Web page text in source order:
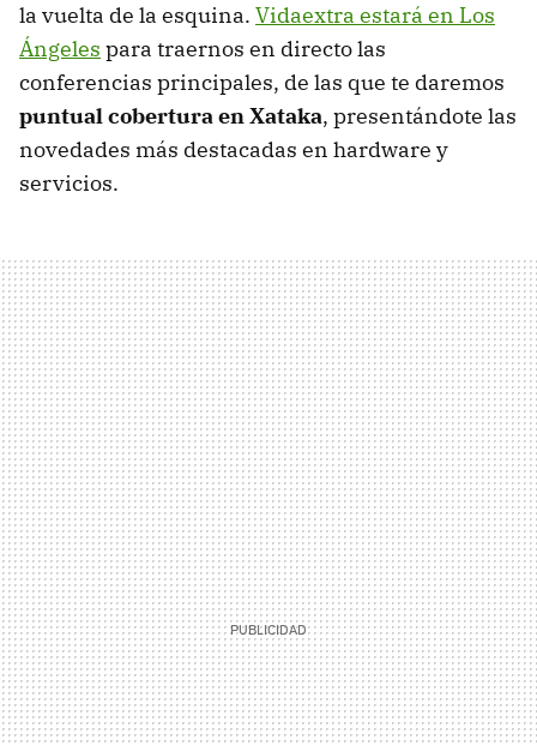
la vuelta de la esquina. Vidaextra estará en Los
Ángeles para traernos en directo las
conferencias principales, de las que te daremos
puntual cobertura en Xataka, presentándote las
novedades más destacadas en hardware y
servicios.